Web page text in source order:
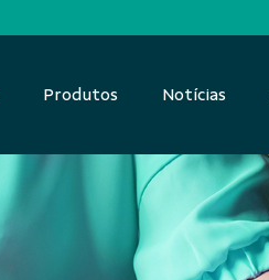
Produtos Notícias